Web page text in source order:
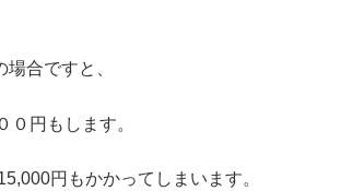
合ですと、
０円もします。
円もかかってしまいます。